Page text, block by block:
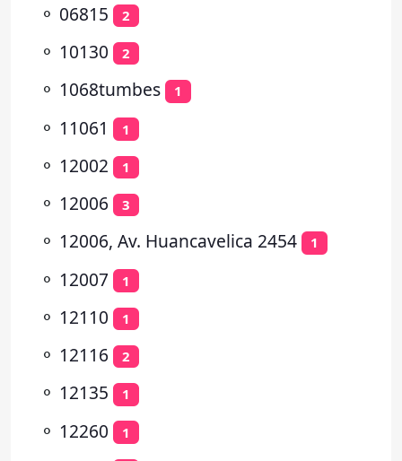
⚬ 06815 2
⚬ 10130 2
⚬ 1068tumbes 1
⚬ 11061 1
⚬ 12002 1
⚬ 12006 3
⚬ 12006, Av. Huancavelica 2454 1
⚬ 12007 1
⚬ 12110 1
⚬ 12116 2
⚬ 12135 1
⚬ 12260 1